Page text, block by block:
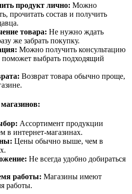
продукт лично: Можно
прочитать состав и получить
товара: Не нужно ждать
же забрать покупку.
Можно получить консультацию
поможет выбрать подходящий
Возврат товара обычно проще,
Ассортимент продукции
в интернет-магазинах.
Цены обычно выше, чем в
Не всегда удобно добираться
работы: Магазины имеют
работы.